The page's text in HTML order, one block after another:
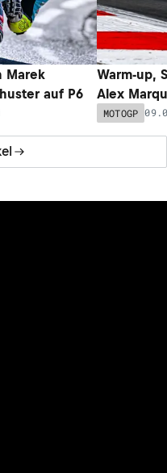
Marek
auf P6
Warm-up,
Alex
MOTOGP